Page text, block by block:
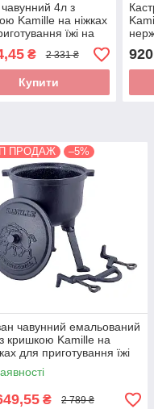
4л з
Kamille на ніжках
їжі на
плити KM-4800V
₴ 2 331 ₴
Купити
920
ПРОДАЖ –5%
чавунний емальований
кришкою Kamille на
для приготування їжі
і плити KM-4800M
₴ 2 789 ₴